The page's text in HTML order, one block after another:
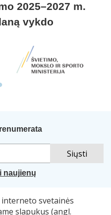
svetainės
slapukus (angl.
2025–2027 m.
vykdo
naujienų
„Smart Web“ sistema.